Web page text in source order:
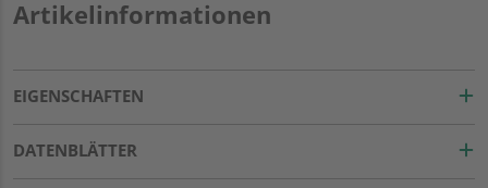
Artikelinformationen
EIGENSCHAFTEN
DATENBLÄTTER